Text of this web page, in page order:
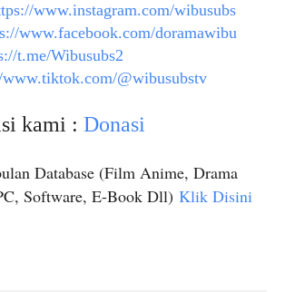
www.instagram.com/wibusubs
www.facebook.com/doramawibu
t.me/Wibusubs2
@wibusubstv
kami : Donasi
Database (Film Anime, Drama
Software, E-Book Dll) Klik Disini